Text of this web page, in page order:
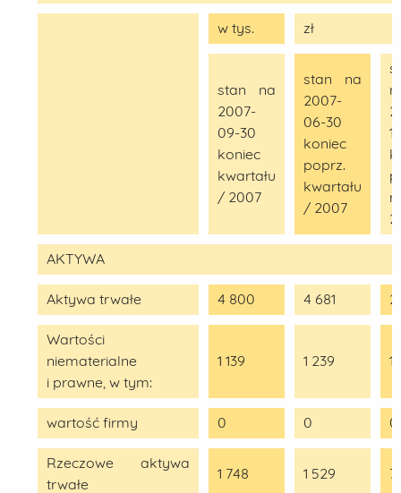
w tys. zł
stan na
2007-
09-30
koniec
kwartału
/ 2007
stan na
2007-
06-30
koniec
poprz.
kwartału
/ 2007
AKTYWA
Aktywa trwałe 4 800 4 681 2
Wartości
niematerialne
i prawne, w tym:
1 139 1 239 1
wartość firmy 0 0 0
Rzeczowe aktywa
trwałe
1 748 1 529